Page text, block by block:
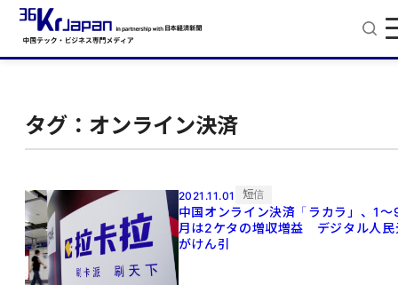
タグ：オンライン決済
2021.11.01 短信
中国オンライン決済「ラカラ」、1～
月は2ケタの増収増益 デジタル人民
がけん引